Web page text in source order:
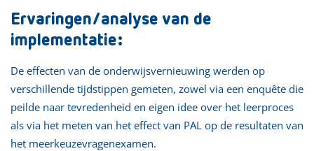
Ervaringen/analyse van de
implementatie:
De effecten van de onderwijsvernieuwing werden op
verschillende tijdstippen gemeten, zowel via een enquête die
peilde naar tevredenheid en eigen idee over het leerproces
als via het meten van het effect van PAL op de resultaten van
het meerkeuzevragenexamen.